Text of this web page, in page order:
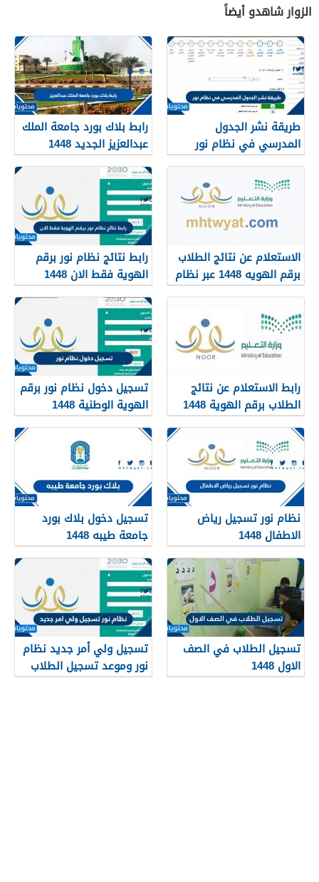
الزوار شاهدو أيضاً
طريقة نشر الجدول
المدرسي في نظام نور
1448
رابط بلاك بورد جامعة الملك
عبدالعزيز الجديد 1448
blackboard kau
الاستعلام عن نتائج الطلاب
برقم الهويه 1448 عبر نظام
نور noor.moe.gov.sa
رابط نتائج نظام نور برقم
الهوية فقط الان 1448
رابط الاستعلام عن نتائج
الطلاب برقم الهوية 1448
عبر نظام نور
noor.moe.gov.sa
تسجيل دخول نظام نور برقم
الهوية الوطنية 1448
نظام نور تسجيل رياض
الاطفال 1448
تسجيل دخول بلاك بورد
جامعة طيبه 1448
تسجيل الطلاب في الصف
الاول 1448
تسجيل ولي أمر جديد نظام
نور وموعد تسجيل الطلاب
في نظام نور 1448